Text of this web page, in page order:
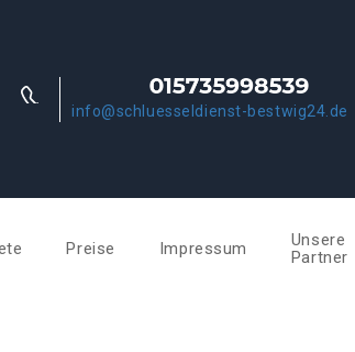
info@schluesseldienst-bestwig24.de
Preise Impressum
Unsere
Partner